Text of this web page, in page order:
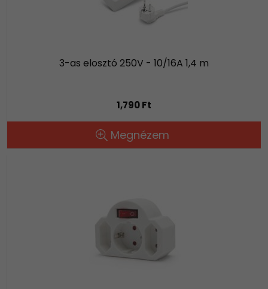
3-as elosztó 250V - 10/16A 1,4 m
1,790 Ft
Megnézem